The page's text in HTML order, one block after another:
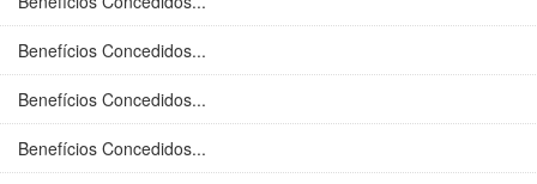
Benefícios Concedidos...
Benefícios Concedidos...
Benefícios Concedidos...